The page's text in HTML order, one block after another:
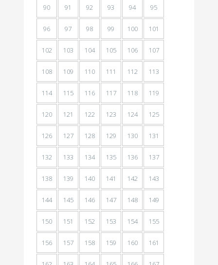
90 91 92 93 94 95
96 97 98 99 100 101
102 103 104 105 106 107
108 109 110 111 112 113
114 115 116 117 118 119
120 121 122 123 124 125
126 127 128 129 130 131
132 133 134 135 136 137
138 139 140 141 142 143
144 145 146 147 148 149
150 151 152 153 154 155
156 157 158 159 160 161